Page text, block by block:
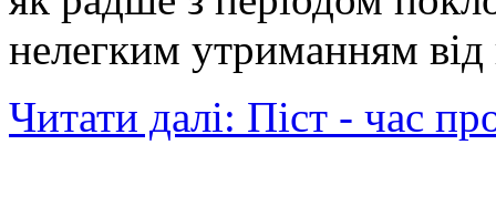
нелегким утриманням від
Читати далі: Піст - час